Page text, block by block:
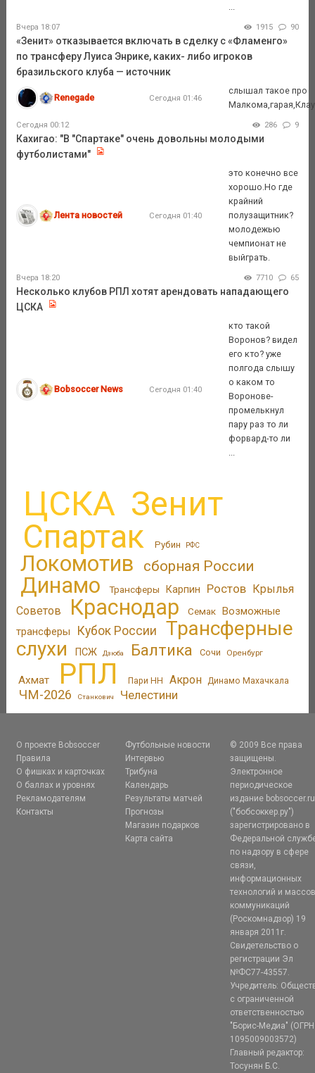
Вчера 18:07 1915 90
«Зенит» отказывается включать в сделку с «Фламенго»
по трансферу Луиса Энрике, каких- либо игроков
бразильского клуба — источник
Renegade Сегодня 01:46
слышал такое про
Сегодня 00:12 286 9
Кахигао: "В "Спартаке" очень довольны молодыми
футболистами"
Лента новостей Сегодня 01:40
это конечно все
хорошо.Но где
крайний
полузащитник?
молодежью
чемпионат не
выйграть.
Вчера 18:20 7710 65
Несколько клубов РПЛ хотят арендовать нападающего
ЦСКА
Bobsoccer News Сегодня 01:40
кто такой
Воронов? видел
его кто? уже
полгода слышу
о каком то
Воронове-
промелькнул
пару раз то ли
форвард-то ли
...
ЦСКА Зенит
Спартак Рубин РФС
Локомотив сборная России
Динамо Трансферы Карпин Ростов Крылья
Советов
Краснодар Семак Возможные
трансферы
Кубок России
Трансферные
слухи
ПСЖ Дзюба Балтика Сочи Оренбург
Ахмат РПЛ Пари НН Акрон Динамо Махачкала
ЧМ-2026 Станкович Челестини
О проекте Bobsoccer
Правила
О фишках и карточках
О баллах и уровнях
Рекламодателям
Контакты
Футбольные новости
Интервью
Трибуна
Календарь
Результаты матчей
Прогнозы
Магазин подарков
Карта сайта
© 2009 Все права
защищены.
Электронное
периодическое
издание bobsoccer.ru
("бобсоккер.ру")
зарегистрировано в
Федеральной
по надзору в сфере
связи,
информационных
технологий и
коммуникаций
(Роскомнадзор) 19
января 2011г.
Свидетельство о
регистрации Эл
№ФС77-43557.
Учредитель:
с ограниченной
ответственностью
"Борис-Медиа" (ОГРН
1095009003572)
Главный редактор:
Тосунян Б.С.